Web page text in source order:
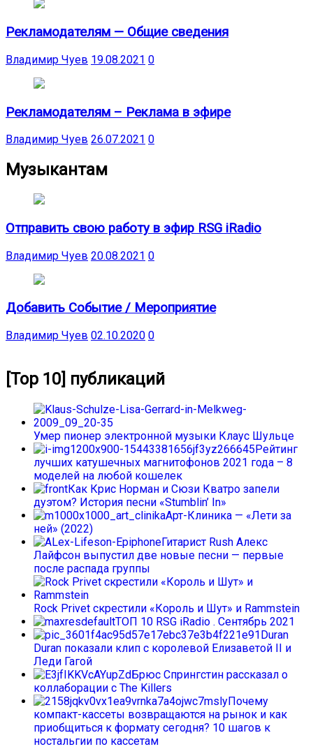
Рекламодателям — Общие сведения
Владимир Чуев 19.08.2021 0
Рекламодателям – Реклама в эфире
Владимир Чуев 26.07.2021 0
Музыкантам
Отправить свою работу в эфир RSG iRadio
Владимир Чуев 20.08.2021 0
Добавить Событие / Мероприятие
Владимир Чуев 02.10.2020 0
[Top 10] публикаций
Умер пионер электронной музыки Клаус Шульце
Рейтинг
лучших катушечных магнитофонов 2021 года – 8
моделей на любой кошелек
Как Крис Норман и Сюзи Кватро запели
дуэтом? История песни «Stumblin’ In»
Арт-Клиника — «Лети за
ней» (2022)
Гитарист Rush Алекс
Лайфсон выпустил две новые песни — первые
после распада группы
Rock Privet скрестили «Король и Шут» и Rammstein
ТОП 10 RSG iRadio . Сентябрь 2021
Duran
Duran показали клип с королевой Елизаветой II и
Леди Гагой
Брюс Спрингстин рассказал о
коллаборации с The Killers
Почему
компакт-кассеты возвращаются на рынок и как
приобщиться к формату сегодня? 10 шагов к
ностальгии по кассетам